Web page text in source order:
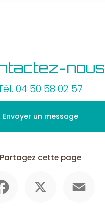
nous
04 50 58 02 57
Envoyer un message
Partagez cette page